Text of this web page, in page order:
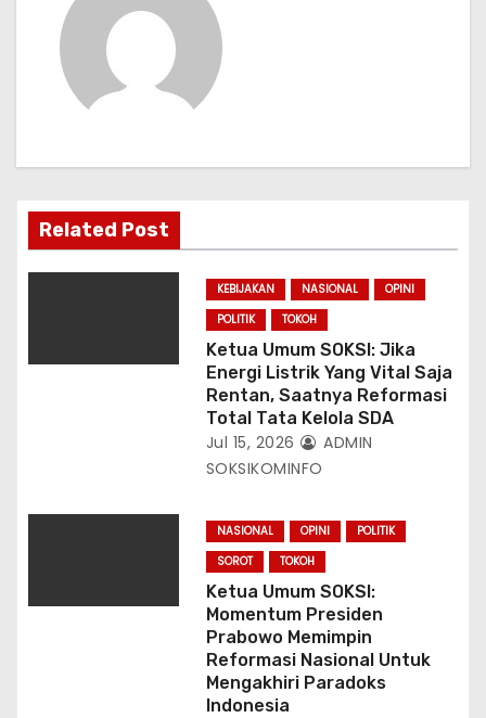
s
Related Post
KEBIJAKAN NASIONAL
OPINI
POLITIK
TOKOH
Ketua Umum SOKSI: Jika
Energi Listrik Yang Vital Saja
Rentan, Saatnya Reformasi
Total Tata Kelola SDA
Jul 15, 2026
ADMIN
SOKSIKOMINFO
NASIONAL OPINI
POLITIK
SOROT
TOKOH
Ketua Umum SOKSI:
Momentum Presiden
Prabowo Memimpin
Reformasi Nasional Untuk
Mengakhiri Paradoks
Indonesia